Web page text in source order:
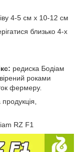
4-5 см х 10-12 см
близько 4-х
редиска Бодіам
роками
фермеру.
RZ F1